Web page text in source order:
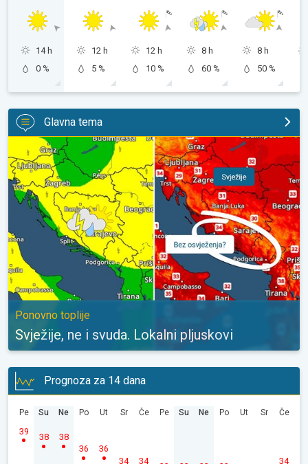
14 h
0 %
12 h
5 %
12 h
10 %
8 h
60 %
8 h
50 %
Glavna tema
Svježije, ne i svuda. Lokalni pljuskovi. Ponovno toplije. . .
Ponovno toplije
Svježije, ne i svuda. Lokalni pljuskovi
Prognoza za 14 dana
Pe
39
Su
38
Ne
38
Po
36
Ut
36
Sr
34
Če
34
Pe Su Ne Po Ut Sr Če
34